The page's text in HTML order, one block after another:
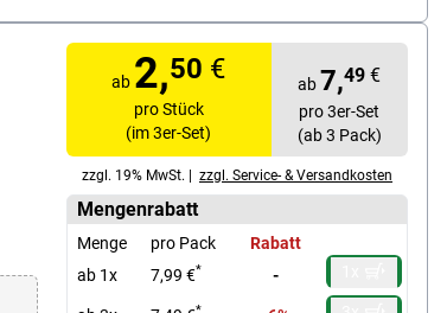
ab 2,50 €
pro Stück
(im 3er-Set)
ab 7,49€
pro 3er-Set
(ab 3 Pack)
zzgl. 19% MwSt. | zzgl. Service- & Versandkosten
Mengenrabatt
Menge pro Pack
Rabatt
ab 1x
7,99 €* -